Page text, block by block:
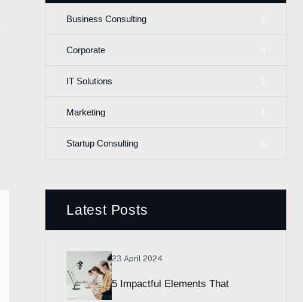
Business Consulting
Corporate
IT Solutions
Marketing
Startup Consulting
Latest Posts
23 April 2024
5 Impactful Elements That